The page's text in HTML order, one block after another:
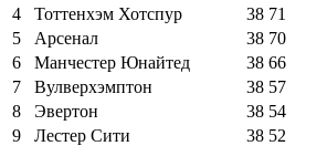
4
Тоттенхэм Хотспур 38 71
5
Арсенал 38 70
6
Манчестер Юнайтед 38 66
7
Вулверхэмптон 38 57
8
Эвертон 38 54
9
Лестер Сити 38 52